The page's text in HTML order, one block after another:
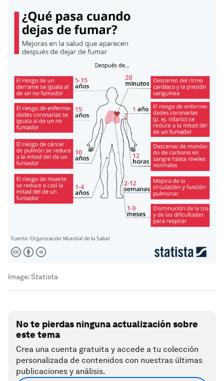
Image:Statista
No te pierdas ninguna actualización sobre
este tema
Crea una cuenta gratuita y accede a tu colección
personalizada de contenidos con nuestras últimas
publicaciones y análisis.